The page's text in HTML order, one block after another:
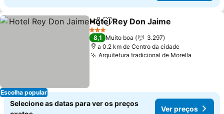
Escolha popular
PartilharAdicionar aos favoritos
Hotel Rey Don Jaime
3 Estrelas
8,1 Muito boa
3.297
a 0.2 km de Centro da cidade
Arquitetura tradicional de Morella
Selecione as datas para ver os preços
Ver preços